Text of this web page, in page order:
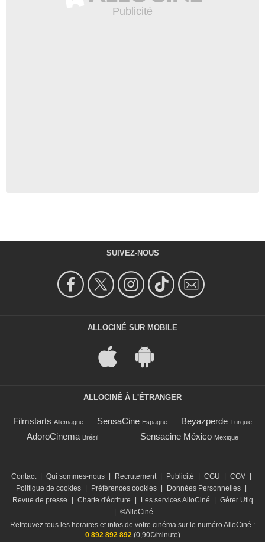
SUIVEZ-NOUS
ALLOCINÉ SUR MOBILE
ALLOCINÉ À L'ÉTRANGER
Filmstarts Allemagne SensaCine Espagne Beyazperde Turquie
AdoroCinema Brésil Sensacine México Mexique
Contact | Qui sommes-nous | Recrutement | Publicité | CGU | CGV |
Politique de cookies | Préférences cookies | Données Personnelles |
Revue de presse
| Charte d'écriture | Les services AlloCiné | Gérer Utiq
| ©AlloCiné
Retrouvez tous les horaires et infos de votre cinéma sur le numéro AlloCiné :
0 892 892 892 (0,90€/minute)